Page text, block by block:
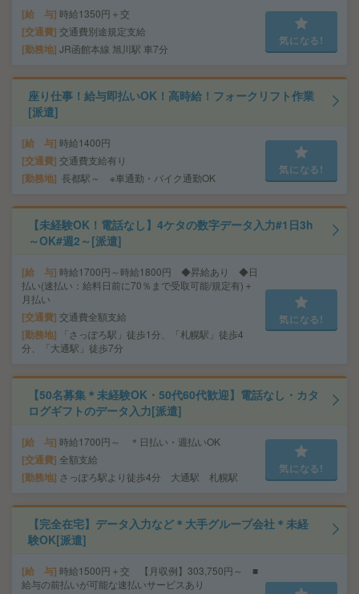
給 与 時給1350円＋交
交通費 交通費別途規定支給
勤務地 JR函館本線 旭川駅 車7分
気になる!
座り仕事！給与即払いOK！高時給！フォークリフト作業
[派遣]
給 与 時給1400円
交通費 交通費支給有り
勤務地 長都駅～ ※車通勤・バイク通勤OK
気になる!
【未経験OK！電話なし】4ケタの数字データ入力#1日3h
～OK#週2～[派遣]
給 与 時給1700円～時給1800円 ◆昇給あり ◆日
払い(速払い：給料日前に70％まで受取可能/規定有)＋
月払い
交通費 交通費全額支給
勤務地
「さっぽろ駅」徒歩1分、「札幌駅」徒歩4
分、「大通駅」徒歩7分
気になる!
【50名募集＊未経験OK・50代60代歓迎】電話なし・カタ
ログギフトのデータ入力[派遣]
給 与 時給1700円～ ＊日払い・週払いOK
交通費 全額支給
勤務地 さっぽろ駅より徒歩4分 大通駅 札幌駅
気になる!
【完全在宅】データ入力など＊大手グループ会社＊未経
験OK[派遣]
給 与 時給1500円＋交 【月収例】303,750円～ ■
給与の前払いが可能な速払いサービスあり